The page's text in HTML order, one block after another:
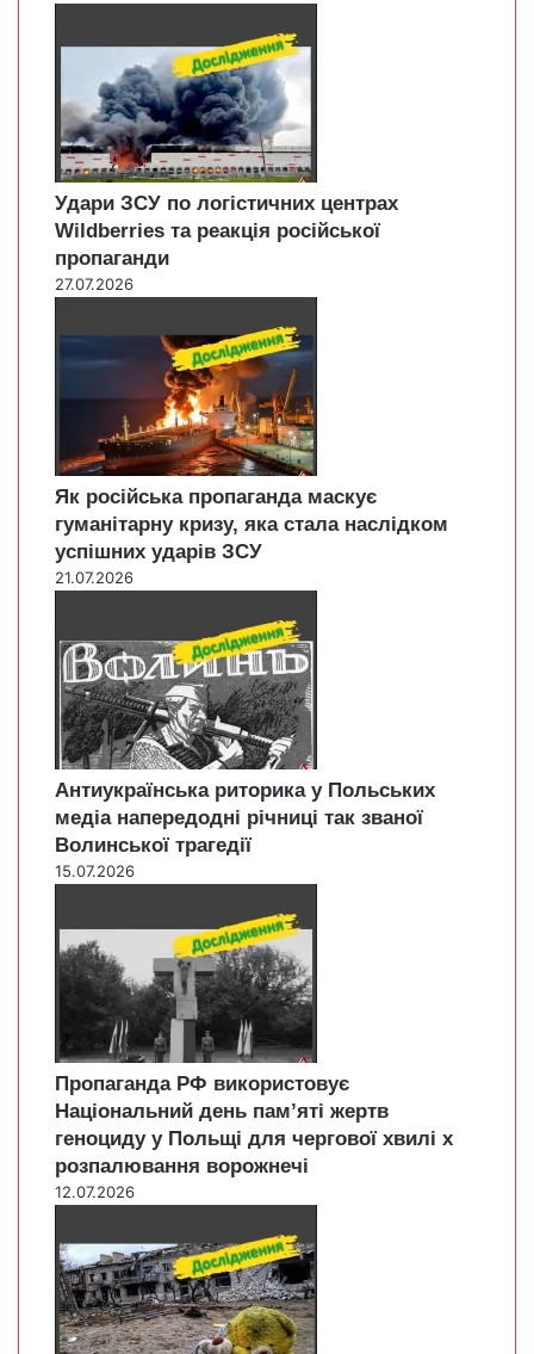
Удари ЗСУ по логістичних центрах
Wildberries та реакція російської
пропаганди
27.07.2026
Як російська пропаганда маскує
гуманітарну кризу, яка стала наслідком
успішних ударів ЗСУ
21.07.2026
Антиукраїнська риторика у Польських
медіа напередодні річниці так званої
Волинської трагедії
15.07.2026
Пропаганда РФ використовує
Національний день пам’яті жертв
геноциду у Польщі для чергової хвилі х
розпалювання ворожнечі
12.07.2026